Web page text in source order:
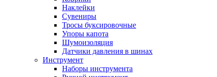
Наклейки
Сувениры
Тросы буксировочные
Упоры капота
Шумоизоляция
Датчики давления в шинах
Инструмент
Наборы инструмента